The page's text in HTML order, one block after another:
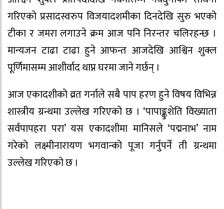
गरिएको प्रसादस्वरुप विजयादशमीका दिनदेखि सुरु भएको
टीका र जमरा लगाउने क्रम आज पनि निरन्तर चलिरहन्छ ।
मान्यजन टाढा टाढा हुने आफन्त आजदेखि आश्विन शुक्ल
पूर्णिमासम्म आशीर्वाद थाप्न घरमा जाने गर्छन् ।
आज एकादशीको व्रत गर्नाले सबै पाप हरण हुने विषय विभिन्न
शास्त्रीय ग्रन्थमा उल्लेख गरिएको छ । ‘पापाङ्कुशेति विख्याता
सर्वपापहरा परा’ यस एकादशीमा मानिसले ‘पद्मनाभ’ नाम
गरेको लक्ष्मीनारायण भगवान्को पूजा गर्नुपर्ने ती ग्रन्थमा
उल्लेख गरिएको छ ।